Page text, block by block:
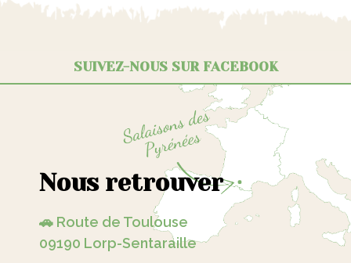
SUIVEZ-NOUS SUR FACEBOOK
Nous retrouver
🚗 Route de Toulouse
09190 Lorp-Sentaraille